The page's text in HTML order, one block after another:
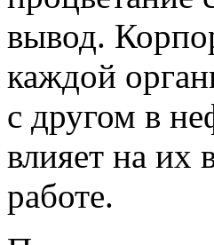
вывод.
каждой
с другом в
влияет на их
работе.